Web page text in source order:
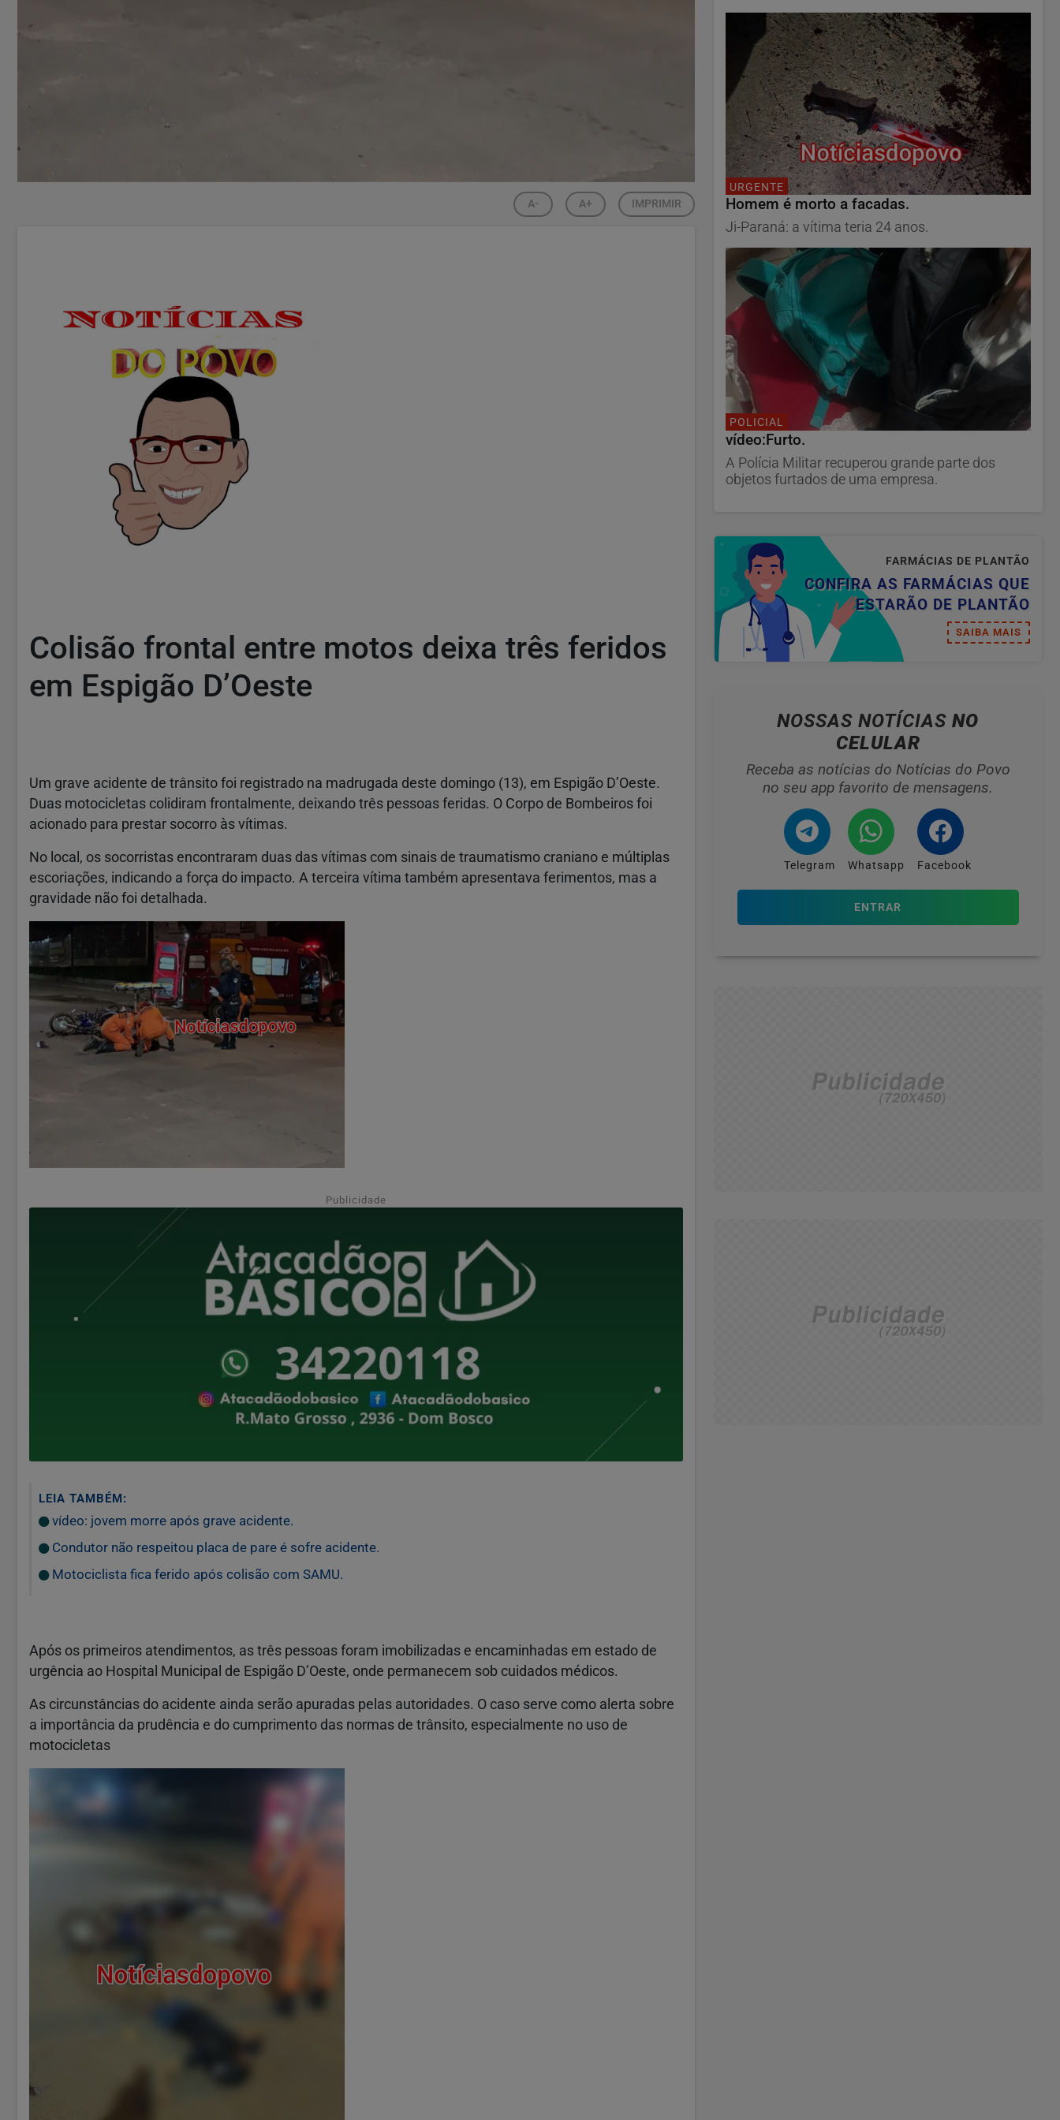
A- A+ IMPRIMIR
Colisão frontal entre motos deixa três feridos
em Espigão D’Oeste
Um grave acidente de trânsito foi registrado na madrugada deste domingo (13), em Espigão D’Oeste.
Duas motocicletas colidiram frontalmente, deixando três pessoas feridas. O Corpo de Bombeiros foi
acionado para prestar socorro às vítimas.
No local, os socorristas encontraram duas das vítimas com sinais de traumatismo craniano e múltiplas
escoriações, indicando a força do impacto. A terceira vítima também apresentava ferimentos, mas a
gravidade não foi detalhada.
Publicidade
LEIA TAMBÉM:
vídeo: jovem morre após grave acidente.
Condutor não respeitou placa de pare é sofre acidente.
Motociclista fica ferido após colisão com SAMU.
Após os primeiros atendimentos, as três pessoas foram imobilizadas e encaminhadas em estado de
urgência ao Hospital Municipal de Espigão D’Oeste, onde permanecem sob cuidados médicos.
As circunstâncias do acidente ainda serão apuradas pelas autoridades. O caso serve como alerta sobre
a importância da prudência e do cumprimento das normas de trânsito, especialmente no uso de
motocicletas
URGENTE
Homem é morto a facadas.
Ji-Paraná: a vítima teria 24 anos.
POLICIAL
vídeo:Furto.
A Polícia Militar recuperou grande parte dos
objetos furtados de uma empresa.
FARMÁCIAS DE PLANTÃO
CONFIRA AS FARMÁCIAS QUE
ESTARÃO DE PLANTÃO
SAIBA MAIS
NOSSAS NOTÍCIASNO
CELULAR
Receba as notícias do Notícias do Povo
no seu app favorito de mensagens.
Telegram Whatsapp Facebook
ENTRAR